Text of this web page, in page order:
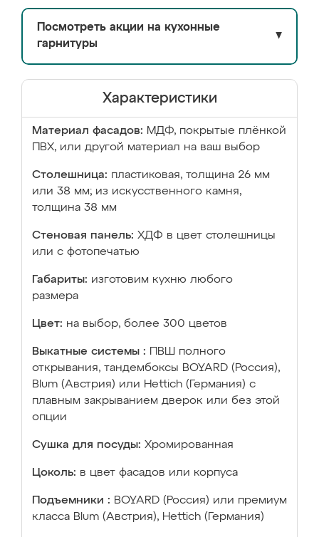
Посмотреть акции на кухонные
гарнитуры
▼
Характеристики
Материал фасадов: МДФ, покрытые плёнкой
ПВХ, или другой материал на ваш выбор
Столешница: пластиковая, толщина 26 мм
или 38 мм; из искусственного камня,
толщина 38 мм
Стеновая панель: ХДФ в цвет столешницы
или с фотопечатью
Габариты: изготовим кухню любого
размера
Цвет: на выбор, более 300 цветов
Выкатные системы :
ПВШ полного
открывания, тандембоксы BOYARD (Россия),
Blum (Австрия) или Hettich (Германия) с
плавным закрыванием дверок или без этой
опции
Сушка для посуды: Хромированная
Цоколь: в цвет фасадов или корпуса
Подъемники : BOYARD (Россия) или премиум
класса Blum (Австрия), Hettich (Германия)